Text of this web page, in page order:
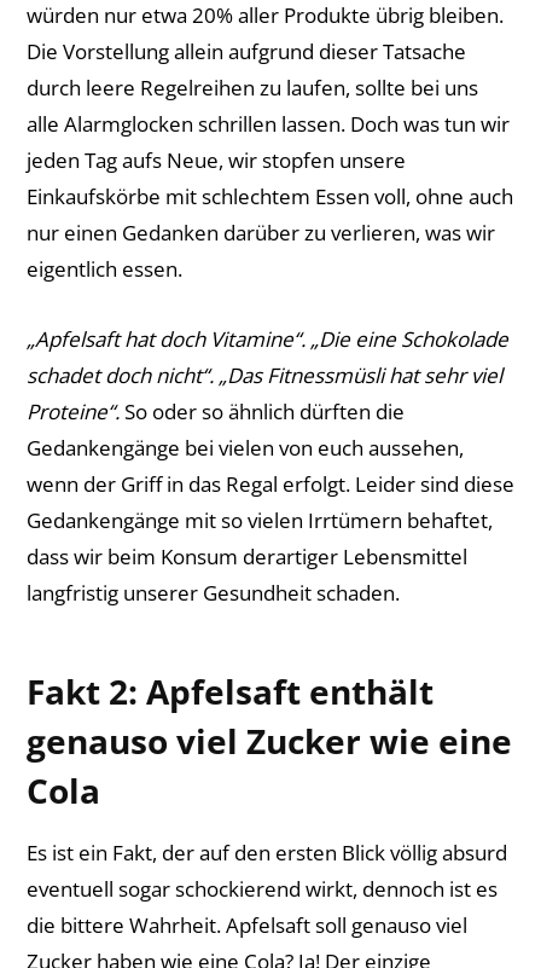
würden nur etwa 20% aller Produkte übrig bleiben.
Die Vorstellung allein aufgrund dieser Tatsache
durch leere Regelreihen zu laufen, sollte bei uns
alle Alarmglocken schrillen lassen. Doch was tun wir
jeden Tag aufs Neue, wir stopfen unsere
Einkaufskörbe mit schlechtem Essen voll, ohne auch
nur einen Gedanken darüber zu verlieren, was wir
eigentlich essen.
„Apfelsaft hat doch Vitamine“. „Die eine Schokolade
schadet doch nicht“. „Das Fitnessmüsli hat sehr viel
Proteine“.So oder so ähnlich dürften die
Gedankengänge bei vielen von euch aussehen,
wenn der Griff in das Regal erfolgt. Leider sind diese
Gedankengänge mit so vielen Irrtümern behaftet,
dass wir beim Konsum derartiger Lebensmittel
langfristig unserer Gesundheit schaden.
Fakt 2: Apfelsaft enthält
genauso viel Zucker wie eine
Cola
Es ist ein Fakt, der auf den ersten Blick völlig absurd
eventuell sogar schockierend wirkt, dennoch ist es
die bittere Wahrheit. Apfelsaft soll genauso viel
Zucker haben wie eine Cola? Ja! Der einzige